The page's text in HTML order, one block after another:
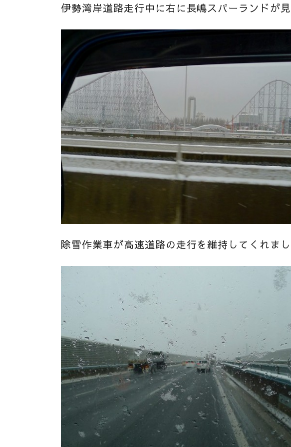
伊勢湾岸道路走行中に右に長嶋スパーランドが見
除雪作業車が高速道路の走行を維持してくれまし